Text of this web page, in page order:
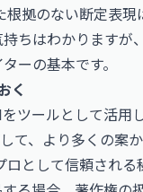
根拠のない断定表
ちはわかります
ーの基本です。
く
ツールとして活
て、より多くの案
として信頼される